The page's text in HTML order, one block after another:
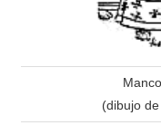
(dibujo